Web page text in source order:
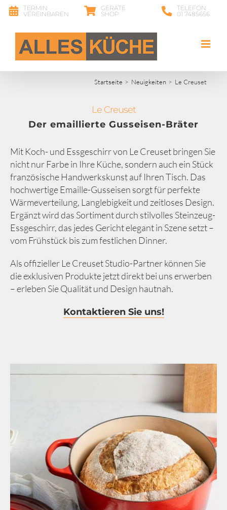
Zum
Inhalt
springen
TERMIN
VEREINBAREN
GERÄTE
SHOP
TELEFON
01 7485656
Startseite Neuigkeiten Le Creuset
Le Creuset
Der emaillierte Gusseisen-Bräter
Mit Koch- und Essgeschirr von Le Creuset bringen Sie
nicht nur Farbe in Ihre Küche, sondern auch ein Stück
französische Handwerkskunst auf Ihren Tisch. Das
hochwertige Emaille-Gusseisen sorgt für perfekte
Wärmeverteilung, Langlebigkeit und zeitloses Design.
Ergänzt wird das Sortiment durch stilvolles Steinzeug-
Essgeschirr, das jedes Gericht elegant in Szene setzt –
vom Frühstück bis zum festlichen Dinner.
Als offizieller Le Creuset Studio-Partner können Sie
die exklusiven Produkte jetzt direkt bei uns erwerben
– erleben Sie Qualität und Design hautnah.
Kontaktieren Sie uns!